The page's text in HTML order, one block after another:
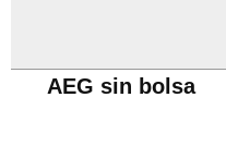
AEG sin bolsa